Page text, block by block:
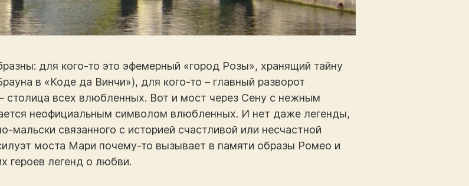
для кого-то это эфемерный «город Розы», хранящий тайну
в «Коде да Винчи»), для кого-то – главный разворот
столица всех влюбленных. Вот и мост через Сену с нежным
неофициальным символом влюбленных. И нет даже легенды,
мальски связанного с историей счастливой или несчастной
моста Мари почему-то вызывает в памяти образы Ромео и
героев легенд о любви.